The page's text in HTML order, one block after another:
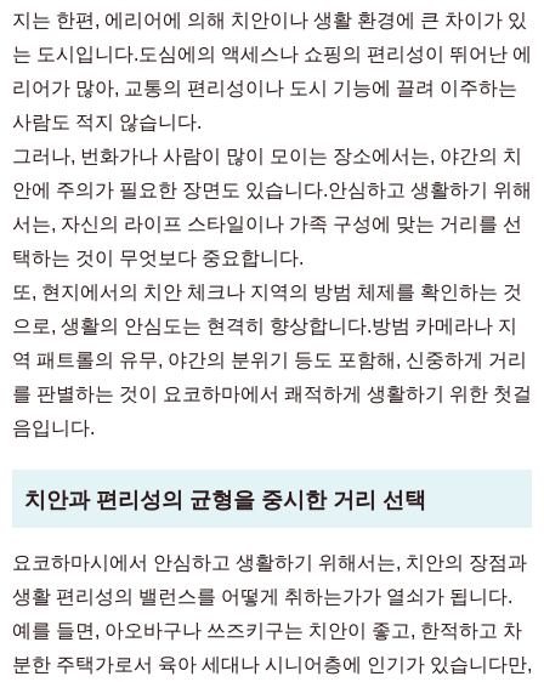
지는 한편, 에리어에 의해 치안이나 생활 환경에 큰 차이가 있
는 도시입니다.도심에의 액세스나 쇼핑의 편리성이 뛰어난 에
리어가 많아, 교통의 편리성이나 도시 기능에 끌려 이주하는
사람도 적지 않습니다.
그러나, 번화가나 사람이 많이 모이는 장소에서는, 야간의 치
안에 주의가 필요한 장면도 있습니다.안심하고 생활하기 위해
서는, 자신의 라이프 스타일이나 가족 구성에 맞는 거리를 선
택하는 것이 무엇보다 중요합니다.
또, 현지에서의 치안 체크나 지역의 방범 체제를 확인하는 것
으로, 생활의 안심도는 현격히 향상합니다.방범 카메라나 지
역 패트롤의 유무, 야간의 분위기 등도 포함해, 신중하게 거리
를 판별하는 것이 요코하마에서 쾌적하게 생활하기 위한 첫걸
음입니다.
치안과 편리성의 균형을 중시한 거리 선택
요코하마시에서 안심하고 생활하기 위해서는, 치안의 장점과
생활 편리성의 밸런스를 어떻게 취하는가가 열쇠가 됩니다.
예를 들면, 아오바구나 쓰즈키구는 치안이 좋고, 한적하고 차
분한 주택가로서 육아 세대나 시니어층에 인기가 있습니다만,